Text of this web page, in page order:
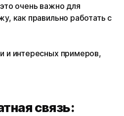
очень важно для
как правильно работать с
и интересных примеров,
связь: